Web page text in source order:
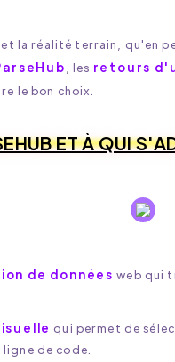
la réalité terrain, qu'en
, les retours
le bon choix.
ET À QUI
de données web qui
qui permet de
de code.